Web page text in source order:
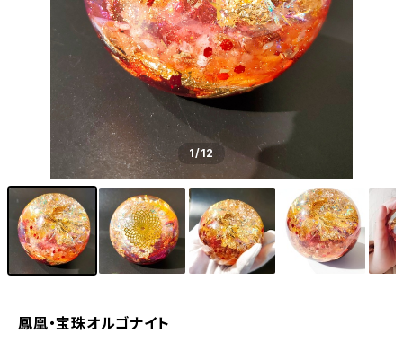
1/12
鳳凰・宝珠オルゴナイト